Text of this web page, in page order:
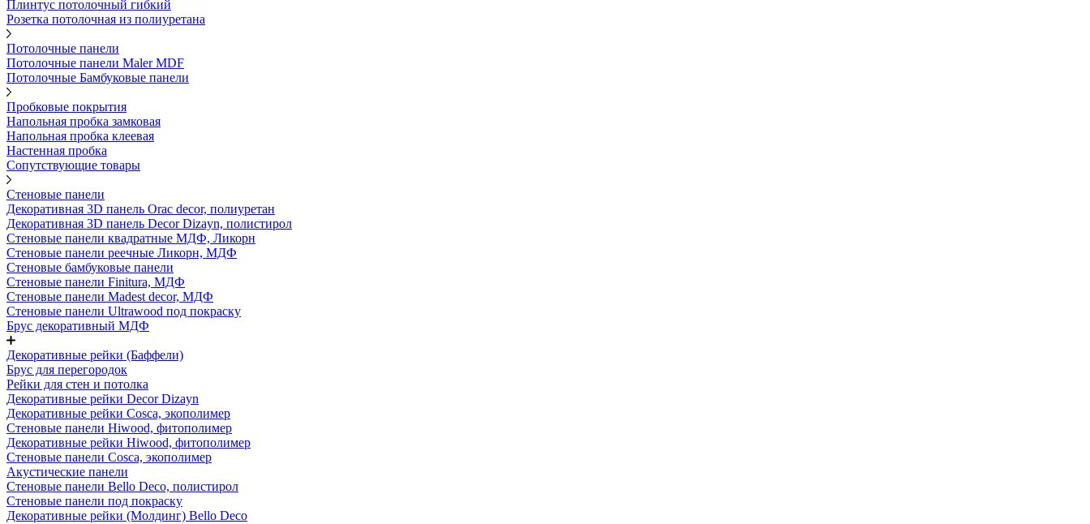
Плинтус потолочный гибкий
Розетка потолочная из полиуретана
Потолочные панели
Потолочные панели Maler MDF
Потолочные Бамбуковые панели
Пробковые покрытия
Напольная пробка замковая
Напольная пробка клеевая
Настенная пробка
Сопутствующие товары
Стеновые панели
Декоративная 3D панель Orac decor, полиуретан
Декоративная 3D панель Decor Dizayn, полистирол
Стеновые панели квадратные МДФ, Ликорн
Стеновые панели реечные Ликорн, МДФ
Стеновые бамбуковые панели
Стеновые панели Finitura, МДФ
Стеновые панели Madest decor, МДФ
Стеновые панели Ultrawood под покраску
Брус декоративный МДФ
Декоративные рейки (Баффели)
Брус для перегородок
Рейки для стен и потолка
Декоративные рейки Decor Dizayn
Декоративные рейки Cosca, экополимер
Стеновые панели Hiwood, фитополимер
Декоративные рейки Hiwood, фитополимер
Стеновые панели Cosca, экополимер
Акустические панели
Стеновые панели Bello Deco, полистирол
Стеновые панели под покраску
Декоративные рейки (Молдинг) Bello Deco